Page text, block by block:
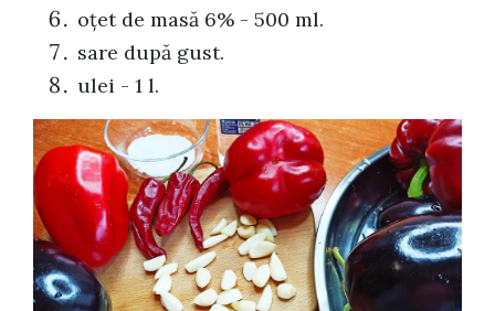
oţet de masă 6% - 500 ml.
sare după gust.
ulei - 1 l.